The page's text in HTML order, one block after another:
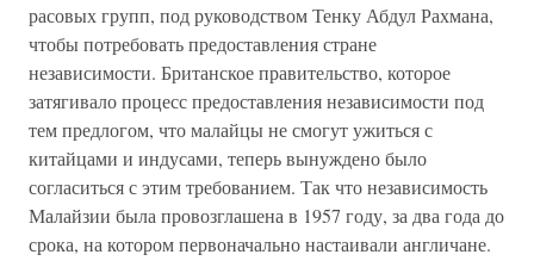
расовых групп, под руководством Тенку Абдул Рахмана,
чтобы потребовать предоставления стране
независимости. Британское правительство, которое
затягивало процесс предоставления независимости под
тем предлогом, что малайцы не смогут ужиться с
китайцами и индусами, теперь вынуждено было
согласиться с этим требованием. Так что независимость
Малайзии была провозглашена в 1957 году, за два года до
срока, на котором первоначально настаивали англичане.